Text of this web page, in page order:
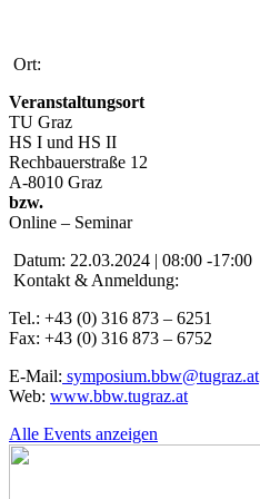
Ort:
Veranstaltungsort
TU Graz
HS I und HS II
Rechbauerstraße 12
A-8010 Graz
bzw.
Online – Seminar
Datum: 22.03.2024 | 08:00 -17:00
Kontakt & Anmeldung:
Tel.: +43 (0) 316 873 – 6251
Fax: +43 (0) 316 873 – 6752
E-Mail: symposium.bbw@tugraz.at
Web: www.bbw.tugraz.at
Alle Events anzeigen